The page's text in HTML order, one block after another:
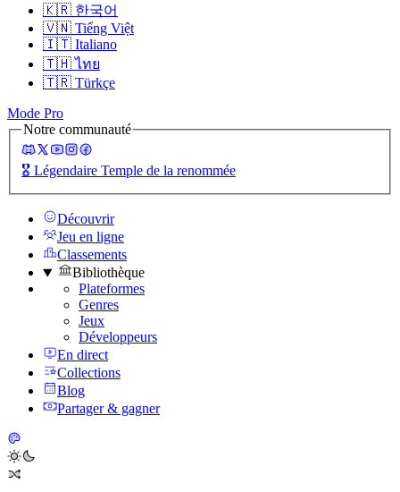
🇰🇷 한국어
🇻🇳 Tiếng Việt
🇮🇹 Italiano
🇹🇭 ไทย
🇹🇷 Türkçe
Mode Pro
Notre communauté
🎖️ Légendaire Temple de la renommée
Découvrir
Jeu en ligne
Classements
Bibliothèque
Plateformes
Genres
Jeux
Développeurs
En direct
Collections
Blog
Partager & gagner